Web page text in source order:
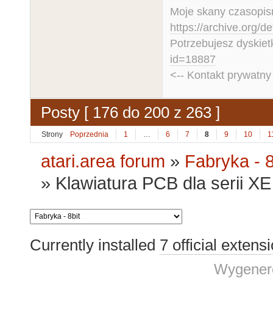
Moje skany
https://archive.org/
Potrzebujesz
id=18887
<-- Kontakt
Posty [ 176 do 200 z 263 ]
Strony Poprzednia 1 … 6 7 8 9 10
atari.area forum » Fabryka -
» Klawiatura PCB dla serii
Currently installed 7 official